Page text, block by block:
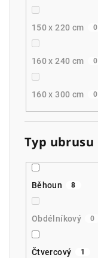
150 x 220 cm 0
160 x 240 cm 0
160 x 300 cm 0
Typ ubrusu
Běhoun 8
Obdélníkový 0
Čtvercový 1